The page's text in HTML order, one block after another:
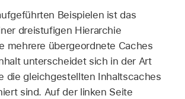
Beispielen ist das
dreistufigen Hierarchie
mehrere übergeordnete Caches
unterscheidet sich in der Art
die gleichgestellten Inhaltscaches
sind. Auf der linken Seite